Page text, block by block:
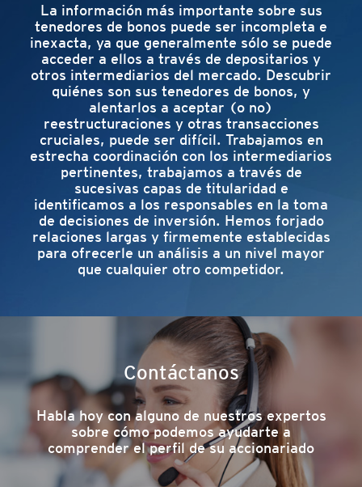
La información más importante sobre sus
tenedores de bonos puede ser incompleta e
inexacta, ya que generalmente sólo se puede
acceder a ellos a través de depositarios y
otros intermediarios del mercado. Descubrir
quiénes son sus tenedores de bonos, y
alentarlos a aceptar (o no)
reestructuraciones y otras transacciones
cruciales, puede ser difícil. Trabajamos en
estrecha coordinación con los intermediarios
pertinentes, trabajamos a través de
sucesivas capas de titularidad e
identificamos a los responsables en la toma
de decisiones de inversión. Hemos forjado
relaciones largas y firmemente establecidas
para ofrecerle un análisis a un nivel mayor
que cualquier otro competidor.
Contáctanos
Habla hoy con alguno de nuestros expertos
sobre cómo podemos ayudarte a
comprender el perfil de su accionariado